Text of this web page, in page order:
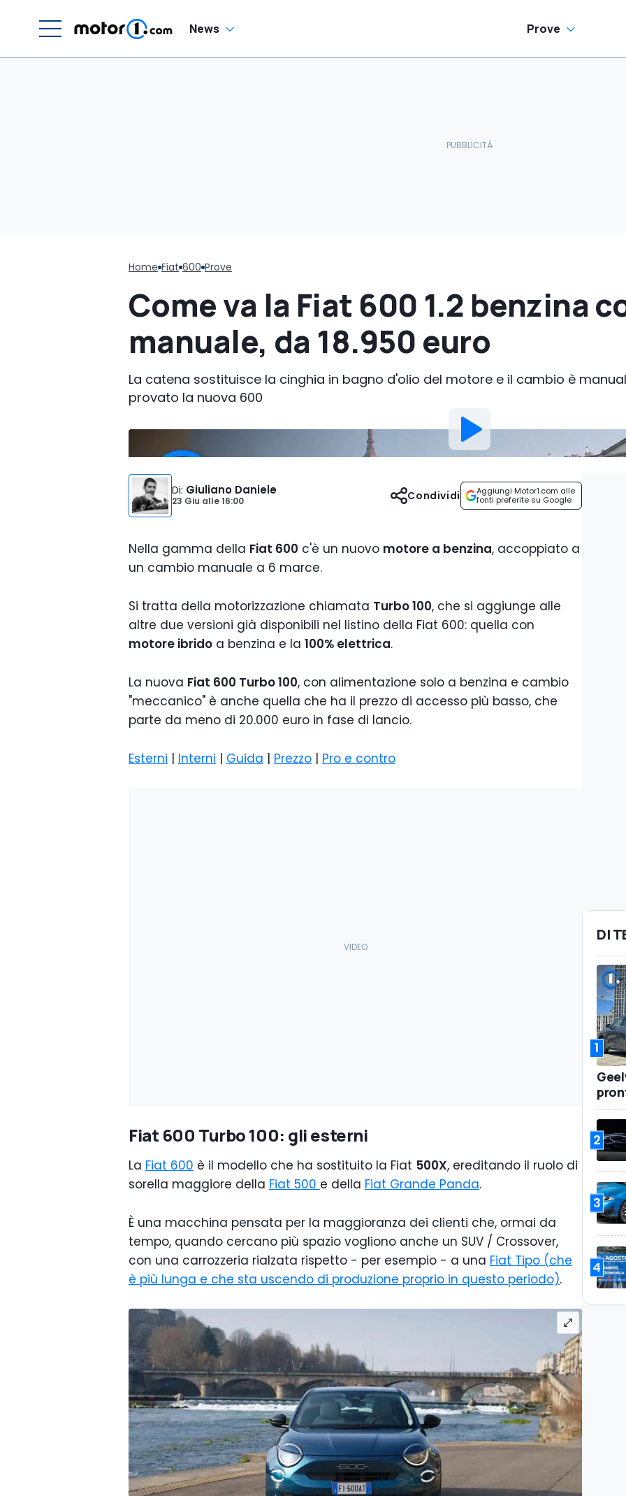
News Prove
Home Fiat 600 Prove
Come va la Fiat 600 1.2 benzina
manuale, da 18.950 euro
La catena sostituisce la cinghia in bagno d'olio del motore e il cambio è
provato la nuova 600
Di: Giuliano Daniele
23 Giu alle16:00
Aggiungi Motor1.com alle
fonti preferite su Google
Condividi
Nella gamma della Fiat 600 c'è un nuovo motore a benzina, accoppiato a
un cambio manuale a 6 marce.
Si tratta della motorizzazione chiamata Turbo 100, che si aggiunge alle
altre due versioni già disponibili nel listino della Fiat 600: quella con
motore ibrido a benzina e la 100% elettrica.
La nuova Fiat 600 Turbo 100, con alimentazione solo a benzina e cambio
"meccanico" è anche quella che ha il prezzo di accesso più basso, che
parte da meno di 20.000 euro in fase di lancio.
Esterni | Interni | Guida | Prezzo | Pro e contro
Fiat 600 Turbo 100: gli esterni
La Fiat 600 è il modello che ha sostituito la Fiat 500X, ereditando il ruolo di
sorella maggiore della Fiat 500 e della Fiat Grande Panda.
È una macchina pensata per la maggioranza dei clienti che, ormai da
tempo, quando cercano più spazio vogliono anche un SUV / Crossover,
con una carrozzeria rialzata rispetto - per esempio - a una Fiat Tipo (che
è più lunga e che sta uscendo di produzione proprio in questo periodo).
DI
1
2
3
4